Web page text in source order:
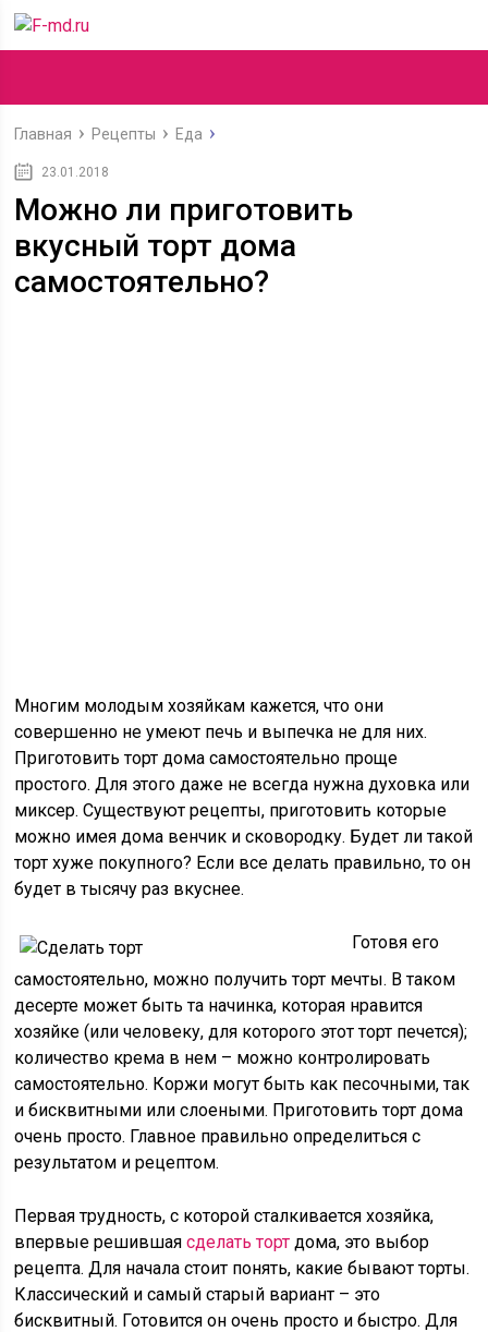
Главная Рецепты Еда
23.01.2018
Можно ли приготовить
вкусный торт дома
самостоятельно?
Многим молодым хозяйкам кажется, что они
совершенно не умеют печь и выпечка не для них.
Приготовить торт дома самостоятельно проще
простого. Для этого даже не всегда нужна духовка или
миксер. Существуют рецепты, приготовить которые
можно имея дома венчик и сковородку. Будет ли такой
торт хуже покупного? Если все делать правильно, то он
будет в тысячу раз вкуснее.
Готовя его
самостоятельно, можно получить торт мечты. В таком
десерте может быть та начинка, которая нравится
хозяйке (или человеку, для которого этот торт печется);
количество крема в нем – можно контролировать
самостоятельно. Коржи могут быть как песочными, так
и бисквитными или слоеными. Приготовить торт дома
очень просто. Главное правильно определиться с
результатом и рецептом.
Первая трудность, с которой сталкивается хозяйка,
впервые решившаясделать торт дома, это выбор
рецепта. Для начала стоит понять, какие бывают торты.
Классический и самый старый вариант – это
бисквитный. Готовится он очень просто и быстро. Для